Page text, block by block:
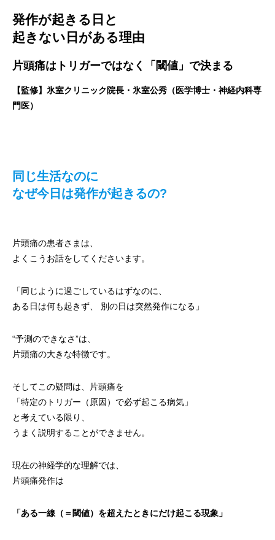
発作が起きる日と
起きない日がある理由
片頭痛はトリガーではなく「閾値」で決まる
【監修】氷室クリニック院長・氷室公秀（医学博士・神経内科専
門医）
同じ生活なのに
なぜ今日は発作が起きるの?
片頭痛の患者さまは、
よくこうお話をしてくださいます。
「同じように過ごしているはずなのに、
ある日は何も起きず、 別の日は突然発作になる」
“予測のできなさ”は、
片頭痛の大きな特徴です。
そしてこの疑問は、片頭痛を
「特定のトリガー（原因）で必ず起こる病気」
と考えている限り、
うまく説明することができません。
現在の神経学的な理解では、
片頭痛発作は
「ある一線（＝閾値）を超えたときにだけ起こる現象」